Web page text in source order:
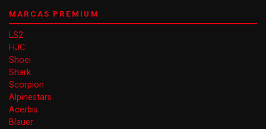
MARCAS PREMIUM
LS2
HJC
Shoei
Shark
Scorpion
Alpinestars
Acerbis
Blauer